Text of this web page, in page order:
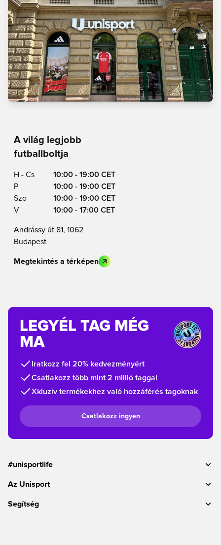
A világ legjobb
futballboltja
H - Cs
10:00 - 19:00 CET
P
10:00 - 19:00 CET
Szo
10:00 - 19:00 CET
V
10:00 - 17:00 CET
Andrássy út 81, 1062
Budapest
Megtekintés a térképen
LEGYÉL TAG MÉG
MA
Iratkozz fel 20% kedvezményért
Csatlakozz több mint 2 millió taggal
Xkluzív termékekhez való hozzáférés tagoknak
Csatlakozz ingyen
#unisportlife
Az Unisport
Segítség